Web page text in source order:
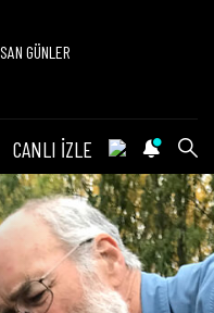
GÜNLER
CANLI İZLE